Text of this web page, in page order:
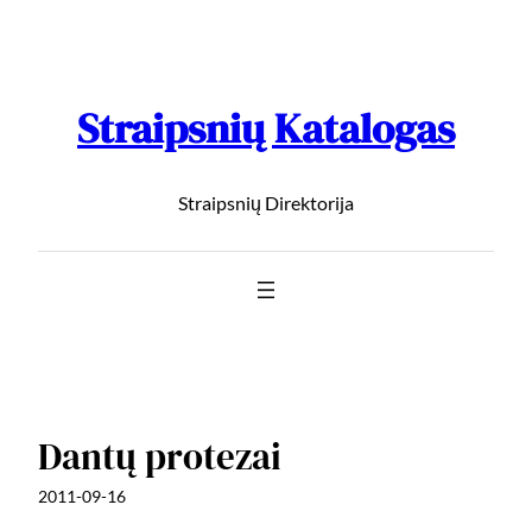
Straipsnių Katalogas
Straipsnių Direktorija
Dantų protezai
2011-09-16